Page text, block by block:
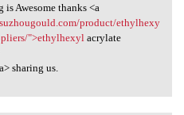
is Awesome
is Awesome thanks <a
product/ethylhexy
">ethylhexyl acrylate
sharing us.